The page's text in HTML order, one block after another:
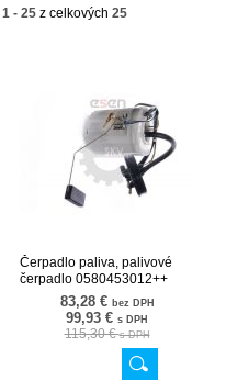
1 - 25 z celkových 25
Čerpadlo paliva, palivové
čerpadlo 0580453012++
02SKV73383,28 € bez DPH
99,93 € s DPH
115,30 €s DPH